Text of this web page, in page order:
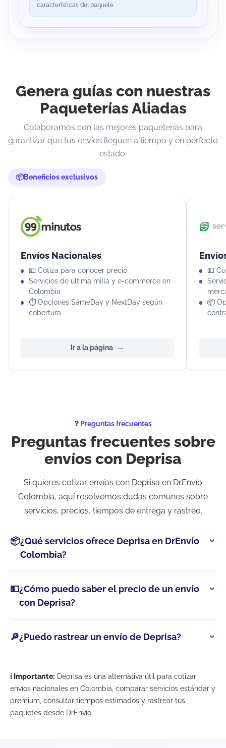
características del paquete.
Genera guías con nuestras
Paqueterías Aliadas
Colaboramos con las mejores paqueterías para
garantizar que tus envíos lleguen a tiempo y en perfecto
estado.
Beneficios exclusivos
Envíos Nacionales
💵 Cotiza para conocer precio
Servicios de última milla y e-commerce en
Colombia
⏱️ Opciones SameDay y NextDay según
cobertura
Ir a la página
💵
📦
❓ Preguntas frecuentes
Preguntas frecuentes sobre
envíos con Deprisa
Si quieres cotizar envíos con Deprisa en DrEnvío
Colombia, aquí resolvemos dudas comunes sobre
servicios, precios, tiempos de entrega y rastreo.
📦¿Qué servicios ofrece Deprisa en DrEnvío
Colombia?
💵¿Cómo puedo saber el precio de un envío
con Deprisa?
🔎¿Puedo rastrear un envío de Deprisa?
ℹ️ Importante: Deprisa es una alternativa útil para cotizar
envíos nacionales en Colombia, comparar servicios estándar y
premium, consultar tiempos estimados y rastrear tus
paquetes desde DrEnvío.